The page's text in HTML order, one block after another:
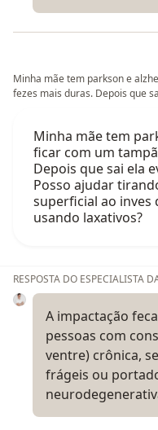
Minha mãe tem parkson e
fezes mais duras. Depois que
Minha mãe tem
ficar com um
Depois que sai ela
Posso ajudar
superficial ao inves
usando laxativos?
RESPOSTA DO ESPECIALISTA
A impactação
pessoas com
ventre) crônica,
frágeis ou